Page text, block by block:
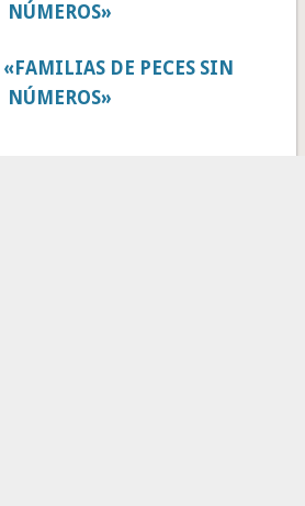
NÚMEROS»
«FAMILIAS DE PECES SIN
NÚMEROS»